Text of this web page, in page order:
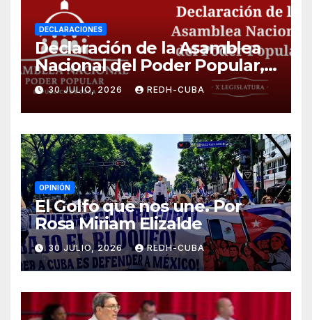
DECLARACIONES
Declaración de la Asamblea
Nacional del Poder Popular,
¡Cesen el cerco energético y
el castigo colectivo al pueblo
cubano!
30 JULIO, 2026 REDH-CUBA
OPINIÓN
El Golfo que nos une. Por
Rosa Miriam Elizalde
30 JULIO, 2026 REDH-CUBA